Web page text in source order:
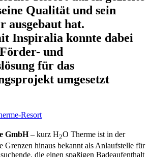
Qualität und sein
ausgebaut hat.
Inspiralia konnte dabei
und
für das
umgesetzt
Resort
GmbH– kurz H2O Therme ist in der
Grenzen hinaus bekannt als Anlaufstelle für
die einen spaßigen Badeaufenthalt